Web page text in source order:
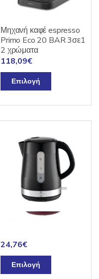
Μηχανή καφέ espresso
Primo Eco 20 BAR 3σε1
2 χρώματα
118,09€
Επιλογή
το
παραλλαγές.
Οι
επιλογές
μπορούν
να
επιλεγούν
στη
24,76€
Επιλογή
το